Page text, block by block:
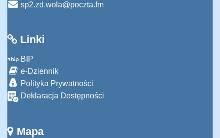
sp2.zd.wola@poczta.fm
Linki
BIP
e-Dziennik
Polityka Prywatności
Deklaracja Dostępności
Mapa